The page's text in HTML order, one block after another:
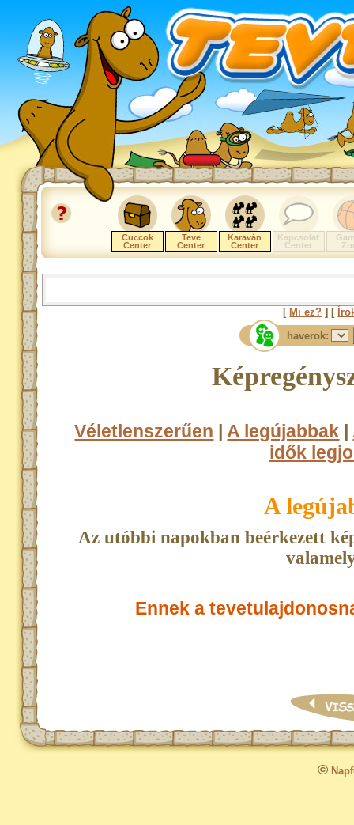
Cuccok
Center
Teve
Center
Karaván
Center
Kapcsolat
Center
[ Mi ez? ] [
haverok:
Véletlenszerűen | A legújabbak |
idők
A
Az utóbbi napokban beérkezett
Ennek a
©